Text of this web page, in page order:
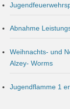
Abnahme
Weihnachts- und
Alzey- Worms
Jugendflamme 1